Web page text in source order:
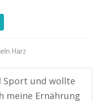
Harz
Sport und wollte
meine Ernährung